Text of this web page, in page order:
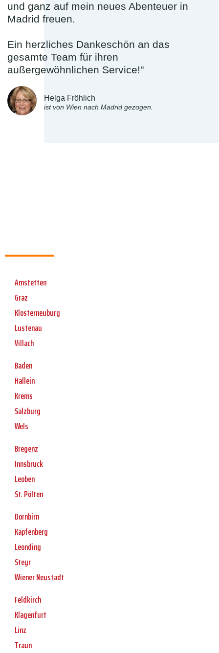
und ganz auf mein neues Abenteuer in
Madrid freuen.
Ein herzliches Dankeschön an das
gesamte Team für ihren
außergewöhnlichen Service!"
Helga Fröhlich
ist von Wien nach Madrid gezogen.
Amstetten
Graz
Klosterneuburg
Lustenau
Villach
Baden
Hallein
Krems
Salzburg
Wels
Bregenz
Innsbruck
Leoben
St. Pölten
Dornbirn
Kapfenberg
Leonding
Steyr
Wiener Neustadt
Feldkirch
Klagenfurt
Linz
Traun